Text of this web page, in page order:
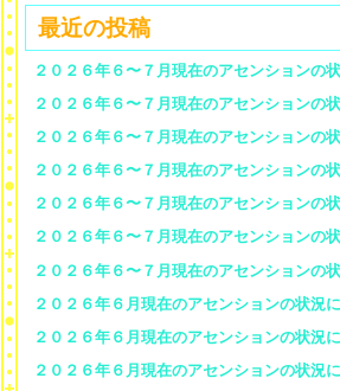
最近の投稿
２０２６年６〜７月現在のアセンションの
２０２６年６〜７月現在のアセンションの
２０２６年６〜７月現在のアセンションの
２０２６年６〜７月現在のアセンションの
２０２６年６〜７月現在のアセンション
２０２６年６〜７月現在のアセンションの
２０２６年６〜７月現在のアセンションの
２０２６年６月現在のアセンションの状
２０２６年６月現在のアセンションの状況
２０２６年６月現在のアセンションの状況